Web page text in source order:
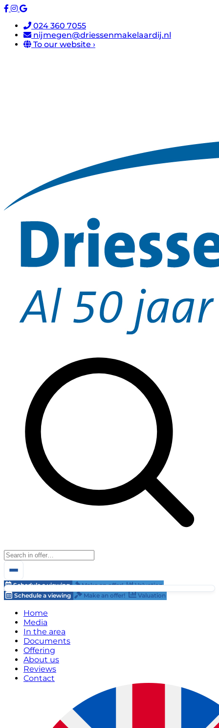
024 360 7055
nijmegen@driessenmakelaardij.nl
To our website ›
Schedule a viewing Make an offer!
Valuation
Schedule a viewing
Make an offer! Valuation
Home
Media
In the area
Documents
Offering
About us
Reviews
Contact